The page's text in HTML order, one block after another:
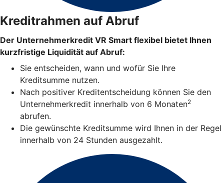
Kreditrahmen auf Abruf
Der Unternehmerkredit VR Smart flexibel bietet Ihnen
kurzfristige Liquidität auf Abruf:
Sie entscheiden, wann und wofür Sie Ihre
Kreditsumme nutzen.
Nach positiver Kreditentscheidung können Sie den
Unternehmerkredit innerhalb von 6 Monaten2
abrufen.
Die gewünschte Kreditsumme wird Ihnen in der Regel
innerhalb von 24 Stunden ausgezahlt.